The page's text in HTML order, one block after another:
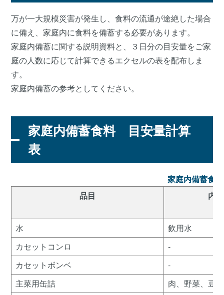
万が一大規模災害が発生し、食料の流通が途絶した場合
に備え、家庭内に食料を備蓄する必要があります。
家庭内備蓄に関する説明資料と、３日分の目安量をご家
庭の人数に応じて計算できるエクセルの表を配布しま
す。
家庭内備蓄の参考としてください。
家庭内備蓄食料 目安量計算
表
家庭内備蓄食
品目
内
水
飲用水
カセットコンロ
-
カセットボンベ
-
主菜用缶詰
肉、野菜、豆